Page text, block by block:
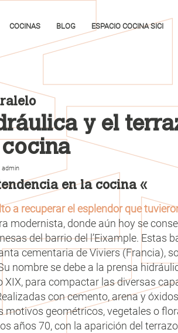
COCINAS BLOG ESPACIO COCINA SICI
y el
admin
en la cocina «
a recuperar el esplendor que
modernista, donde aún hoy se
del barrio del l’Eixample. Estas
cementaria de Viviers (Francia),
nombre se debe a la prensa
XIX, para compactar las diversas
con cemento, arena y
motivos geométricos, vegetales o
años 70, con la aparición del